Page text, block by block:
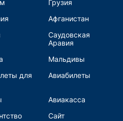
Грузия
Афганистан
Саудовская
Аравия
Мальдивы
для
Авиабилеты
Авиакасса
Сайт